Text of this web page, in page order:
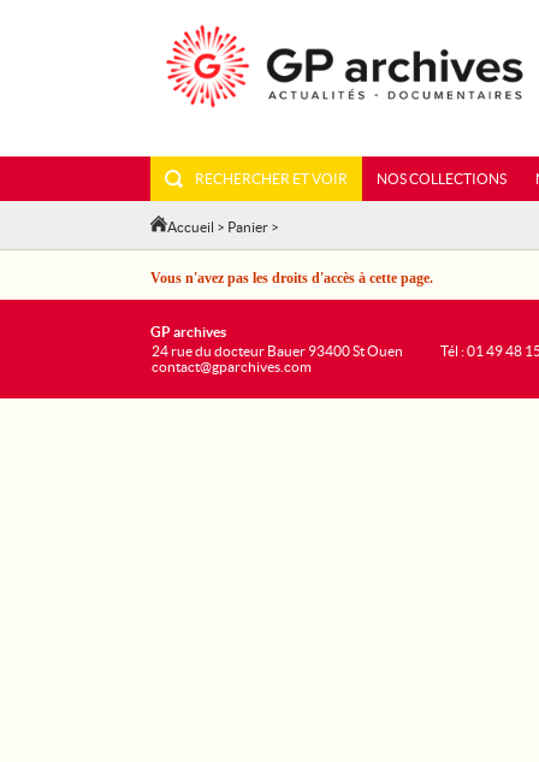
RECHERCHER ET VOIR NOS COLLECTIONS
Accueil > Panier >
Vous n'avez pas les droits d'accès à cette page.
GP archives
24 rue du docteur Bauer 93400 St Ouen
contact@gparchives.com
Tél : 01 49 48